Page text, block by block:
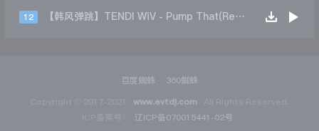
12 【韩风弹跳】TENDI WiV - Pump That(Remix)
百度蜘蛛 360蜘蛛
www.evtdj.com
辽ICP备070015441-02号